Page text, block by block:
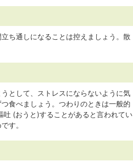
ち通しになることは控えましょう。散
として、ストレスにならないように気
食べましょう。つわりのときは一般的
(おうと)することがあると言われてい
す。